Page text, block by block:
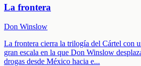
La frontera
Don Winslow
La frontera cierra la trilogía del Cártel con
gran escala en la que Don Winslow
drogas desde México hacia e...